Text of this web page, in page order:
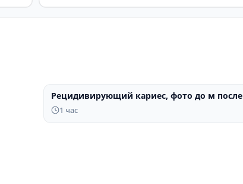
ДО
Рецидивирующий кариес, фото до м после
1 час